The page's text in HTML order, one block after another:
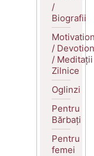
/
Biografii
/
/ Meditații
Zilnice
Oglinzi
Pentru
Bărbați
Pentru
femei